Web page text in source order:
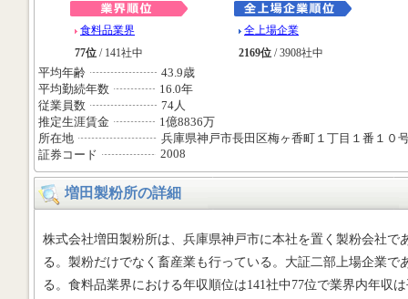
食料品業界
77位 / 141社中
全上場企業
2169位 / 3908社中
平均年齢
43.9歳
平均勤続年数
16.0年
従業員数
74人
推定生涯賃金
1億8836万
所在地
兵庫県神戸市長田区梅ヶ香町１丁目１番１０
証券コード
2008
増田製粉所の詳細
株式会社増田製粉所は、兵庫県神戸市に本社を置く製粉会社で
る。製粉だけでなく畜産業も行っている。大証二部上場企業で
る。食料品業界における年収順位は141社中77位で業界内年収